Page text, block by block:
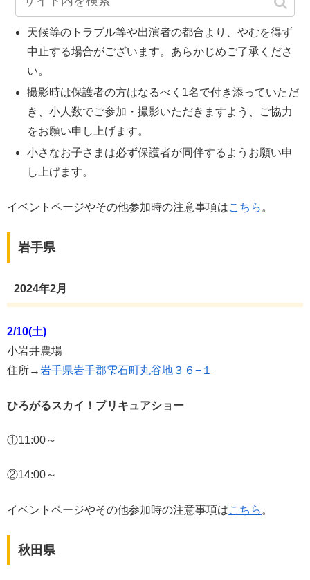
布は実施しません。)
天候等のトラブル等や出演者の都合より、やむを得ず
中止する場合がございます。あらかじめご了承くださ
い。
撮影時は保護者の方はなるべく1名で付き添っていただ
き、小人数でご参加・撮影いただきますよう、ご協力
をお願い申し上げます。
小さなお子さまは必ず保護者が同伴するようお願い申
し上げます。
イベントページやその他参加時の注意事項はこちら 。
岩手県
2024年2月
2/10(土)
小岩井農場
住所→岩手県岩手郡雫石町丸谷地３６−１
ひろがるスカイ！プリキュアショー
①11:00～
②14:00～
イベントページやその他参加時の注意事項はこちら 。
秋田県